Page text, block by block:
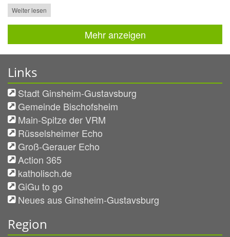
Weiter lesen
Mehr anzeigen
Links
Stadt Ginsheim-Gustavsburg
Gemeinde Bischofsheim
Main-Spitze der VRM
Rüsselsheimer Echo
Groß-Gerauer Echo
Action 365
katholisch.de
GiGu to go
Neues aus Ginsheim-Gustavsburg
Region